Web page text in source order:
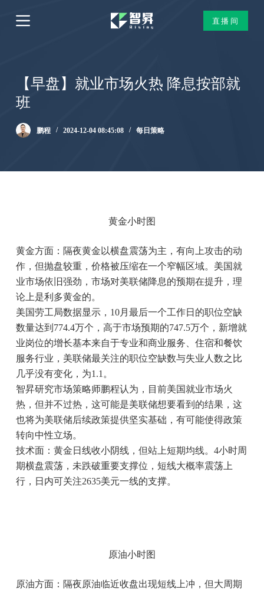
跳
过
直播间
【早盘】就业市场火热 降息按部就
班
鹏程 2024-12-04 08:45:08 每日策略
黄金小时图
黄金方面：隔夜黄金以横盘震荡为主，有向上攻击的动
作，但抛盘较重，价格被压缩在一个窄幅区域。美国就
业市场依旧强劲，市场对美联储降息的预期在提升，理
论上是利多黄金的。
美国劳工局数据显示，10月最后一个工作日的职位空缺
数量达到774.4万个，高于市场预期的747.5万个，新增就
业岗位的增长基本来自于专业和商业服务、住宿和餐饮
服务行业，美联储最关注的职位空缺数与失业人数之比
几乎没有变化，为1.1。
智昇研究市场策略师鹏程认为，目前美国就业市场火
热，但并不过热，这可能是美联储想要看到的结果，这
也将为美联储后续政策提供坚实基础，有可能使得政策
转向中性立场。
技术面：黄金日线收小阴线，但站上短期均线。4小时周
期横盘震荡，未跌破重要支撑位，短线大概率震荡上
行，日内可关注2635美元一线的支撑。
原油小时图
原油方面：隔夜原油临近收盘出现短线上冲，但大周期